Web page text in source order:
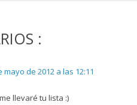
:
mayo de 2012 a las 12:11
llevaré tu lista :)